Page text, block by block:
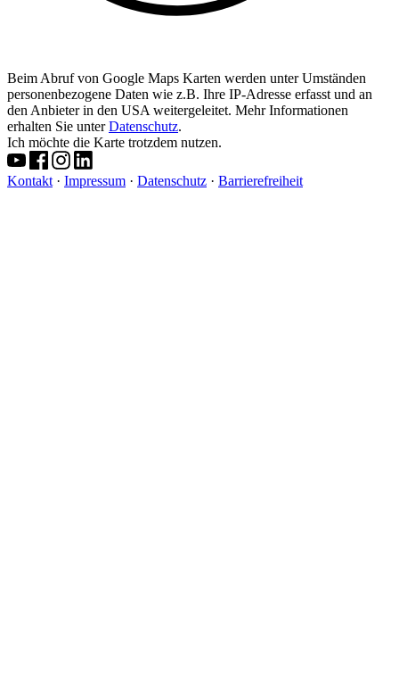
Beim Abruf von Google Maps Karten werden unter Umständen
personenbezogene Daten wie z.B. Ihre IP-Adresse erfasst und an
den Anbieter in den USA weitergeleitet. Mehr Informationen
erhalten Sie unterDatenschutz.
Ich möchte die Karte trotzdem nutzen.
Kontakt · Impressum · Datenschutz · Barrierefreiheit